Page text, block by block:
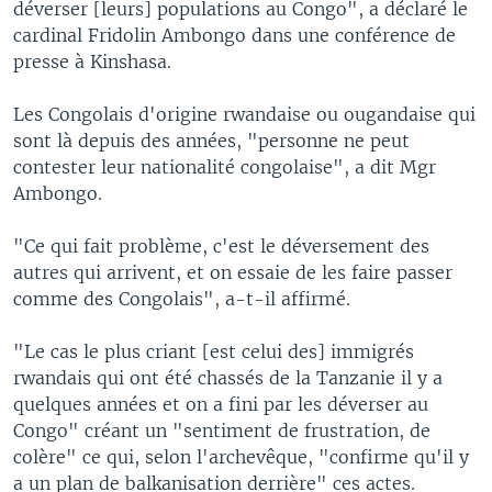
déverser [leurs] populations au Congo", a déclaré le
cardinal Fridolin Ambongo dans une conférence de
presse à Kinshasa.
Les Congolais d'origine rwandaise ou ougandaise qui
sont là depuis des années, "personne ne peut
contester leur nationalité congolaise", a dit Mgr
Ambongo.
"Ce qui fait problème, c'est le déversement des
autres qui arrivent, et on essaie de les faire passer
comme des Congolais", a-t-il affirmé.
"Le cas le plus criant [est celui des] immigrés
rwandais qui ont été chassés de la Tanzanie il y a
quelques années et on a fini par les déverser au
Congo" créant un "sentiment de frustration, de
colère" ce qui, selon l'archevêque, "confirme qu'il y
a un plan de balkanisation derrière" ces actes.